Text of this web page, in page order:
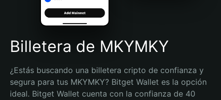
Português (Brasil)
Español (Argentina)
Billetera de MKYMKY
¿Estás buscando una billetera cripto de confianza y
segura para tus MKYMKY? Bitget Wallet es la opción
ideal. Bitget Wallet cuenta con la confianza de 40